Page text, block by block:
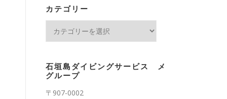
ブ
カテゴリー
ー
石垣島ダイビングサービス メ
グループ
〒907-0002